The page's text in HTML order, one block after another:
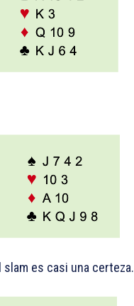
es casi una certeza.